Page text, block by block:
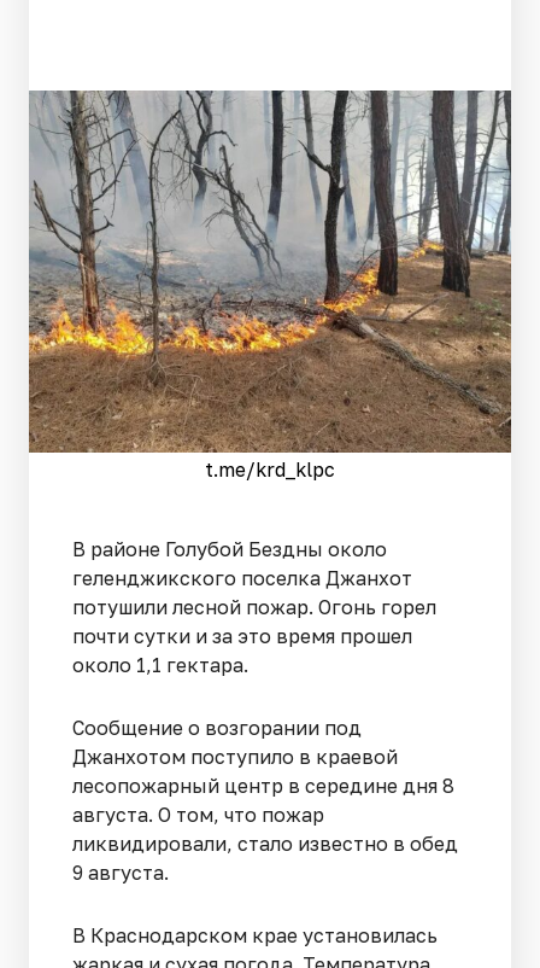
t.me/krd_klpc
В районе Голубой Бездны около
геленджикского поселка Джанхот
потушили лесной пожар. Огонь горел
почти сутки и за это время прошел
около 1,1 гектара.
Сообщение о возгорании под
Джанхотом поступило в краевой
лесопожарный центр в середине дня 8
августа. О том, что пожар
ликвидировали, стало известно в обед
9 августа.
В Краснодарском крае установилась